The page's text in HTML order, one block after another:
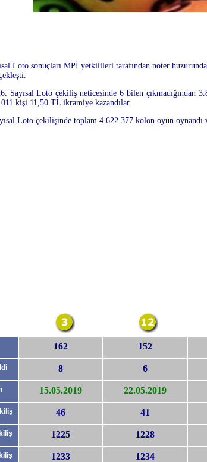
Loto sonuçları MPİ yetkilileri tarafından noter huzurunda
Sayısal Loto çekiliş neticesinde 6 bilen
kişi 11,50 TL ikramiye kazandılar.
Loto çekilişinde toplam 4.622.377 kolon oyun
162 152
8 6
15.05.2019 22.05.2019
46 41
1225 1228
1233 1234